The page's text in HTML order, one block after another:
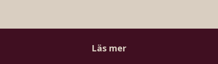
Läs mer